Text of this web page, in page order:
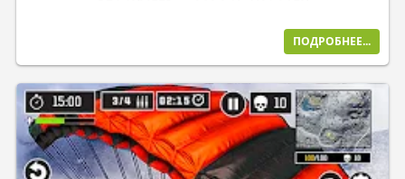
ПОДРОБНЕЕ...